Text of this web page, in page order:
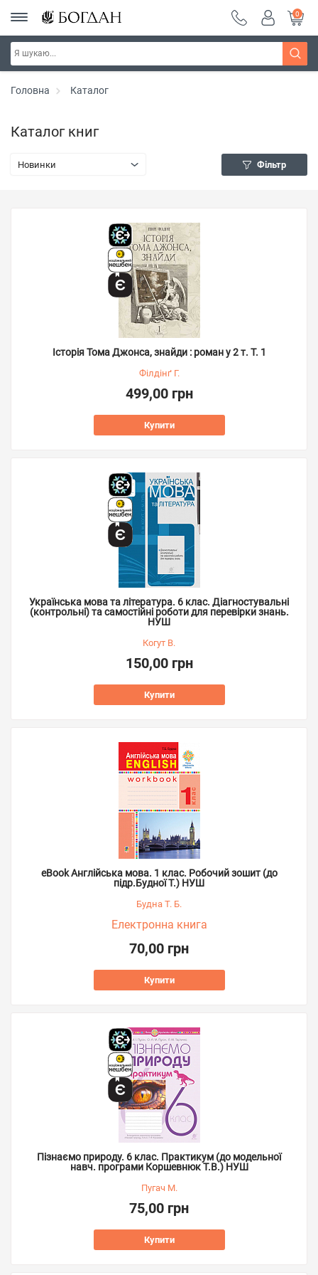
0
Головна Каталог
Каталог книг
Новинки Фільтр
Історія Тома Джонса, знайди : роман у 2 т. Т. 1
Філдінґ Г.
499,00 грн
Купити
Українська мова та література. 6 клас. Діагностувальні
(контрольні) та самостійні роботи для перевірки знань.
НУШ
Когут В.
150,00 грн
Купити
eBook Англійська мова. 1 клас. Робочий зошит (до
підр.Будної Т.) НУШ
Будна Т. Б.
Електронна книга
70,00 грн
Купити
Пізнаємо природу. 6 клас. Практикум (до модельної
навч. програми Коршевнюк Т.В.) НУШ
Пугач М.
75,00 грн
Купити